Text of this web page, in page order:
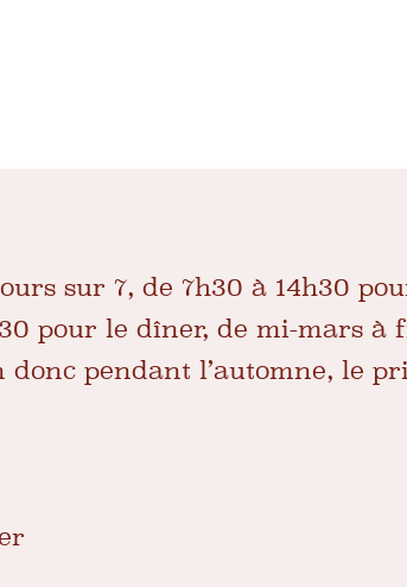
sur 7, de 7h30 à 14h30
pour le dîner, de mi-mars à
pendant l’automne, le